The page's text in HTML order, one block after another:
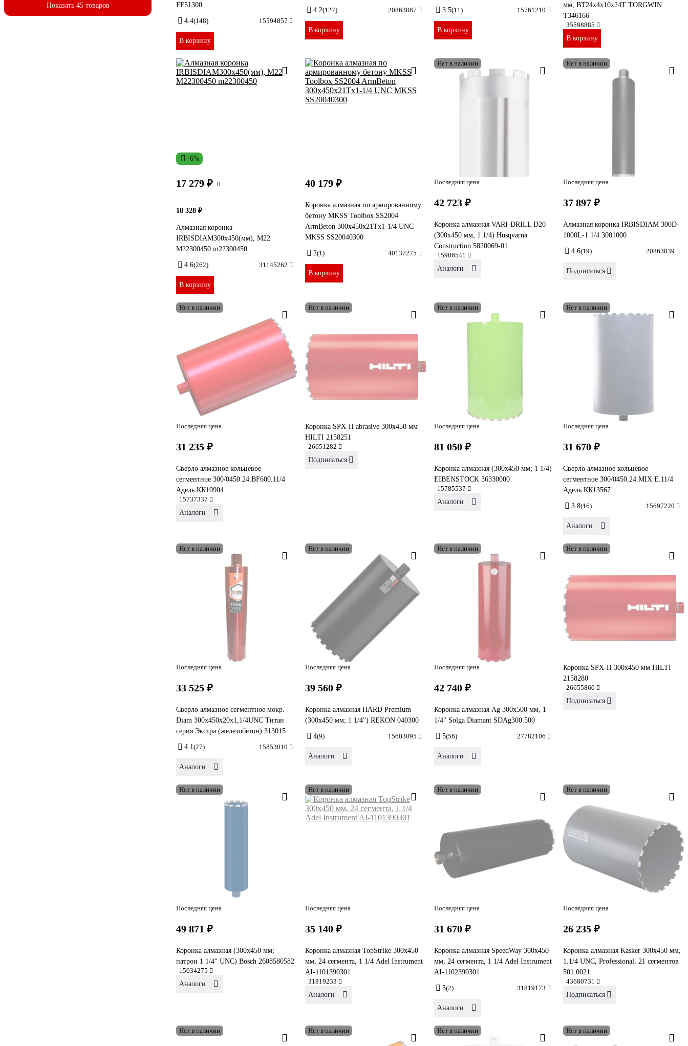
Показать 45 товаров
FF51300
4.4(148) 15594857
В корзину
4.2(127) 20863887
В корзину
3.5(11) 15761210
В корзину
мм, ВТ24х4х10х24T TORGWIN
T346166
35598885
В корзину
-6%
17 279 ₽
18 328 ₽
Алмазная коронка
IRBISDIAM300x450(мм), М22
М22300450 m22300450
4.6(262) 31145262
В корзину
40 179 ₽
Коронка алмазная по армированному
бетону MKSS Toolbox SS2004
ArmBeton 300x450x21Tx1-1/4 UNC
MKSS SS20040300
2(1) 40137275
В корзину
Нет в наличии
Последняя цена
42 723 ₽
Коронка алмазная VARI-DRILL D20
(300х450 мм; 1 1/4) Husqvarna
Construction 5820069-01
15906541
Аналоги
Нет в наличии
Последняя цена
37 897 ₽
Алмазная коронка IRBISDIAM 300D-
1000L-1 1/4 3001000
4.6(19) 20863839
Подписаться
Нет в наличии
Последняя цена
31 235 ₽
Сверло алмазное кольцевое
сегментное 300/0450.24.BF600.11/4
Адель КК10904
15737337
Аналоги
Нет в наличии
Коронка SPX-H abrasive 300х450 мм
HILTI 2158251
26651282
Подписаться
Нет в наличии
Последняя цена
81 050 ₽
Коронка алмазная (300х450 мм; 1 1/4)
EIBENSTOCK 36330000
15785537
Аналоги
Нет в наличии
Последняя цена
31 670 ₽
Сверло алмазное кольцевое
сегментное 300/0450.24.MIX E.11/4
Адель КК13567
3.8(16) 15697220
Аналоги
Нет в наличии
Последняя цена
33 525 ₽
Сверло алмазное сегментное мокр.
Diam 300x450х20x1,1/4UNC Титан
серия Экстра (железобетон) 313015
4.1 (27) 15853010
Аналоги
Нет в наличии
Последняя цена
39 560 ₽
Коронка алмазная HARD Premium
(300х450 мм; 1 1/4'') REKON 040300
4(9) 15603895
Аналоги
Нет в наличии
Последняя цена
42 740 ₽
Коронка алмазная Ag 300х500 мм, 1
1/4" Solga Diamant SDAg300.500
5(56) 27782106
Аналоги
Нет в наличии
Коронка SPX-H 300х450 мм HILTI
2158280
26655860
Подписаться
Нет в наличии
Последняя цена
49 871 ₽
Коронка алмазная (300х450 мм;
патрон 1 1/4" UNC) Bosch 2608580582
15034275
Аналоги
Нет в наличии
Последняя цена
35 140 ₽
Коронка алмазная TopStrike 300х450
мм, 24 сегмента, 1 1/4 Adel Instrument
AI-1101390301
31819233
Аналоги
Нет в наличии
Последняя цена
31 670 ₽
Коронка алмазная SpeedWay 300x450
мм, 24 сегмента, 1 1/4 Adel Instrument
AI-1102390301
5(2) 31819173
Аналоги
Нет в наличии
Последняя цена
26 235 ₽
Коронка алмазная Kasker 300х450 мм,
1.1/4 UNC, Professional, 21 сегментов
501.0021
43680731
Подписаться
Нет в наличии Нет в наличии Нет в наличии Нет в наличии